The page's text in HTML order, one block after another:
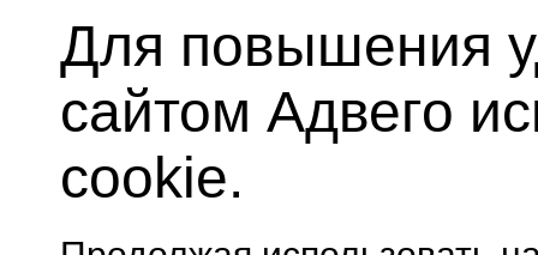
Для повышения
сайтом Адвего
cookie.